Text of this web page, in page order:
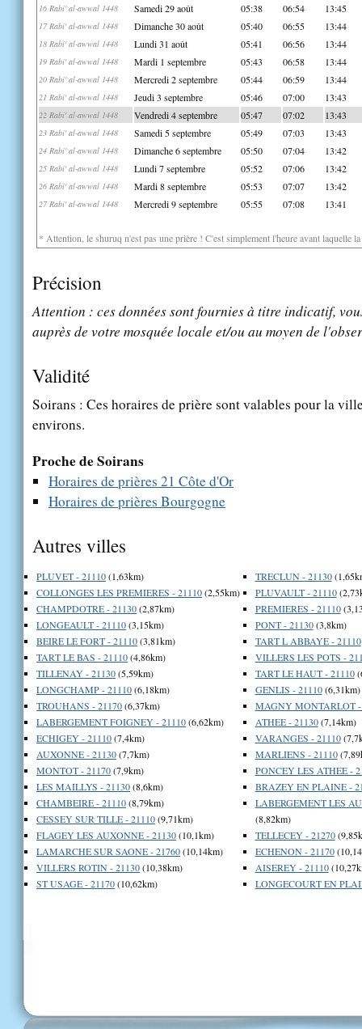
16 Rabi' al-awwal 1448 Samedi 29 août 05:38 06:54 13:45
17 Rabi' al-awwal 1448 Dimanche 30 août 05:40 06:55 13:44
18 Rabi' al-awwal 1448 Lundi 31 août 05:41 06:56 13:44
19 Rabi' al-awwal 1448 Mardi 1 septembre 05:43 06:58 13:44
20 Rabi' al-awwal 1448 Mercredi 2 septembre 05:44 06:59 13:44
21 Rabi' al-awwal 1448 Jeudi 3 septembre 05:46 07:00 13:43
22 Rabi' al-awwal 1448 Vendredi 4 septembre 05:47 07:02 13:43
23 Rabi' al-awwal 1448 Samedi 5 septembre 05:49 07:03 13:43
24 Rabi' al-awwal 1448 Dimanche 6 septembre 05:50 07:04 13:42
25 Rabi' al-awwal 1448 Lundi 7 septembre 05:52 07:06 13:42
26 Rabi' al-awwal 1448 Mardi 8 septembre 05:53 07:07 13:42
27 Rabi' al-awwal 1448 Mercredi 9 septembre 05:55 07:08 13:41
* Attention, le shuruq n'est pas une prière ! C'est simplement l'heure avant laquelle
Précision
Attention : ces données sont fournies à titre indicatif,
auprès de votre mosquée locale et/ou au moyen de
Validité
Soirans : Ces horaires de prière sont valables pour la
environs.
Proche de Soirans
Horaires de prières 21 Côte d'Or
Horaires de prières Bourgogne
Autres villes
PLUVET - 21110(1,63km)
COLLONGES LES PREMIERES - 21110(2,55km)
CHAMPDOTRE - 21130(2,87km)
LONGEAULT - 21110(3,15km)
BEIRE LE FORT - 21110(3,81km)
TART LE BAS - 21110(4,86km)
TILLENAY - 21130(5,59km)
LONGCHAMP - 21110(6,18km)
TROUHANS - 21170(6,37km)
LABERGEMENT FOIGNEY - 21110(6,62km)
ECHIGEY - 21110(7,4km)
AUXONNE - 21130(7,7km)
MONTOT - 21170(7,9km)
LES MAILLYS - 21130(8,6km)
CHAMBEIRE - 21110(8,79km)
CESSEY SUR TILLE - 21110(9,71km)
FLAGEY LES AUXONNE - 21130(10,1km)
LAMARCHE SUR SAONE - 21760(10,14km)
VILLERS ROTIN - 21130(10,38km)
ST USAGE - 21170(10,62km)
TRECLUN - 21130
PLUVAULT - 21110
PREMIERES - 21110
PONT - 21130(3,8km)
TART L ABBAYE - 21110
VILLERS LES POTS -
TART LE HAUT - 21110
GENLIS - 21110(6,31km)
MAGNY MONTARLOT -
ATHEE - 21130(7,14km)
VARANGES - 21110
MARLIENS - 21110
PONCEY LES ATHEE -
BRAZEY EN PLAINE -
LABERGEMENT LES
(8,82km)
TELLECEY - 21270
ECHENON - 21170
AISEREY - 21110
LONGECOURT EN